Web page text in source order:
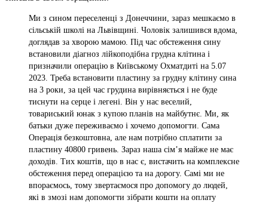
Ми з сином переселенці з Донеччини, зараз мешкаємо в
сільській школі на Львівщині. Чоловік залишився вдома,
доглядав за хворою мамою. Під час обстеження сину
встановили діагноз лійкоподібна грудна клітина і
призначили операцію в Київському Охматдиті на 5.07
2023. Треба встановити пластину за грудну клітину сина
на 3 роки, за цей час грудина вирівняється і не буде
тиснути на серце і легені. Він у нас веселий,
товариський юнак з купою планів на майбутнє. Ми, як
батьки дуже переживаємо і хочемо допомогти. Сама
Операція безкоштовна, але нам потрібно сплатити за
пластину 40800 гривень. Зараз наша сім’я майже не має
доходів. Тих коштів, що в нас є, вистачить на комплексне
обстеження перед операцією та на дорогу. Самі ми не
впораємось, тому звертаємося про допомогу до людей,
які в змозі нам допомогти зібрати кошти на оплату